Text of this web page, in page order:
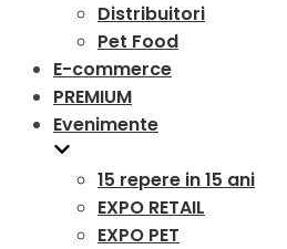
Distribuitori
Pet Food
E-commerce
PREMIUM
Evenimente
15 repere in 15 ani
EXPO RETAIL
EXPO PET